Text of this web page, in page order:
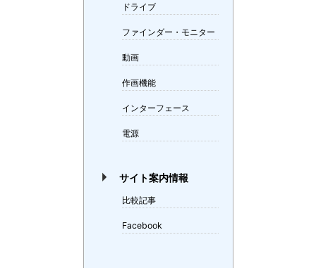
ドライブ
ファインダー・モニター
動画
作画機能
インターフェース
電源
サイト案内情報
比較記事
Facebook